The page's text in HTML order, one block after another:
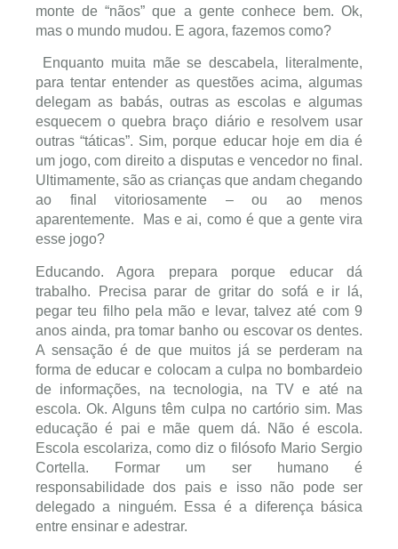
monte de “nãos” que a gente conhece bem. Ok,
mas o mundo mudou. E agora, fazemos como?
Enquanto muita mãe se descabela, literalmente,
para tentar entender as questões acima, algumas
delegam as babás, outras as escolas e algumas
esquecem o quebra braço diário e resolvem usar
outras “táticas”. Sim, porque educar hoje em dia é
um jogo, com direito a disputas e vencedor no final.
Ultimamente, são as crianças que andam chegando
ao final vitoriosamente – ou ao menos
aparentemente. Mas e ai, como é que a gente vira
esse jogo?
Educando. Agora prepara porque educar dá
trabalho. Precisa parar de gritar do sofá e ir lá,
pegar teu filho pela mão e levar, talvez até com 9
anos ainda, pra tomar banho ou escovar os dentes.
A sensação é de que muitos já se perderam na
forma de educar e colocam a culpa no bombardeio
de informações, na tecnologia, na TV e até na
escola. Ok. Alguns têm culpa no cartório sim. Mas
educação é pai e mãe quem dá. Não é escola.
Escola escolariza, como diz o filósofo Mario Sergio
Cortella. Formar um ser humano é
responsabilidade dos pais e isso não pode ser
delegado a ninguém. Essa é a diferença básica
entre ensinar e adestrar.